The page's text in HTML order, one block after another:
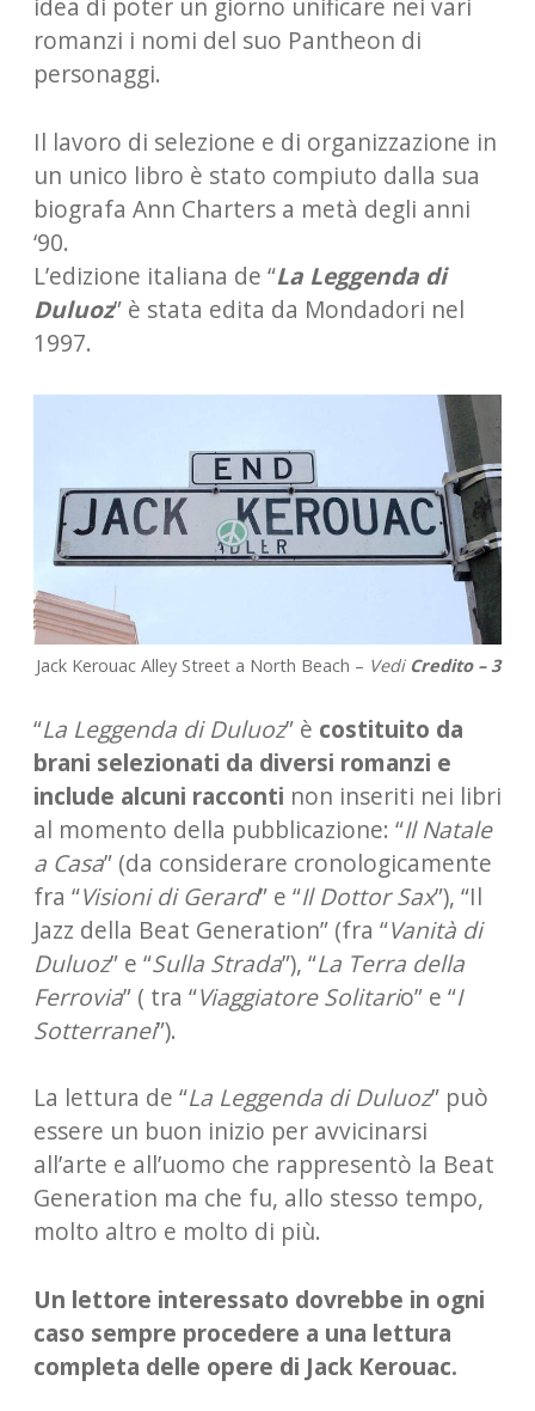
idea di poter un giorno unificare nei vari
romanzi i nomi del suo Pantheon di
personaggi.
Il lavoro di selezione e di organizzazione in
un unico libro è stato compiuto dalla sua
biografa Ann Charters a metà degli anni
‘90.
L’edizione italiana de “La Leggenda di
Duluoz” è stata edita da Mondadori nel
1997.
Jack Kerouac Alley Street a North Beach – Vedi Credito – 3
“La Leggenda di Duluoz” è costituito da
brani selezionati da diversi romanzi e
include alcuni racconti non inseriti nei libri
al momento della pubblicazione: “Il Natale
a Casa” (da considerare cronologicamente
fra “Visioni di Gerard” e “Il Dottor Sax”), “Il
Jazz della Beat Generation” (fra “Vanità di
Duluoz” e “Sulla Strada”), “La Terra della
Ferrovia” ( tra “Viaggiatore Solitario” e “I
Sotterranei”).
La lettura de “La Leggenda di Duluoz” può
essere un buon inizio per avvicinarsi
all’arte e all’uomo che rappresentò la Beat
Generation ma che fu, allo stesso tempo,
molto altro e molto di più.
Un lettore interessato dovrebbe in ogni
caso sempre procedere a una lettura
completa delle opere di Jack Kerouac.